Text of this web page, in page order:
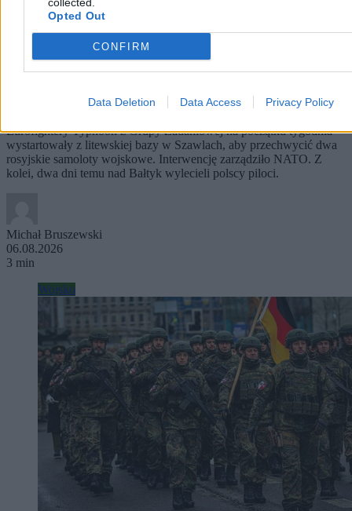
Opted Out
CONFIRM
Data Deletion Data Access Privacy Policy
Rosja prowokuje nad Bałtykiem. Nie tylko polscy
piloci przechwytują samoloty
Rosyjskie lotnictwo bojowe regularnie dokonuje akcji
Eurofightery Typhoon z Grupy Zadaniowej na początku tygodnia
wystartowały z litewskiej bazy w Szawlach, aby przechwycić dwa
rosyjskie samoloty wojskowe. Interwencję zarządziło NATO. Z
kolei, dwa dni temu nad Bałtyk wylecieli polscy piloci.
Michał Bruszewski
06.08.2026
3 min
Wojsko